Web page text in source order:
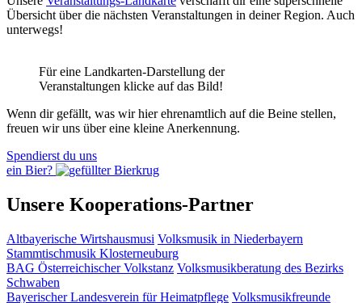
Übersicht über die nächsten Veranstaltungen in deiner Region. Auch
unterwegs!
Für eine Landkarten-Darstellung der
Veranstaltungen klicke auf das Bild!
Wenn dir gefällt, was wir hier ehrenamtlich auf die Beine stellen,
freuen wir uns über eine kleine Anerkennung.
Spendierst du uns
ein Bier?
Unsere Kooperations-Partner
Altbayerische Wirtshausmusi Volksmusik in Niederbayern
Stammtischmusik Klosterneuburg
BAG Österreichischer Volkstanz Volksmusikberatung des Bezirks
Schwaben
Bayerischer Landesverein für Heimatpflege Volksmusikfreunde